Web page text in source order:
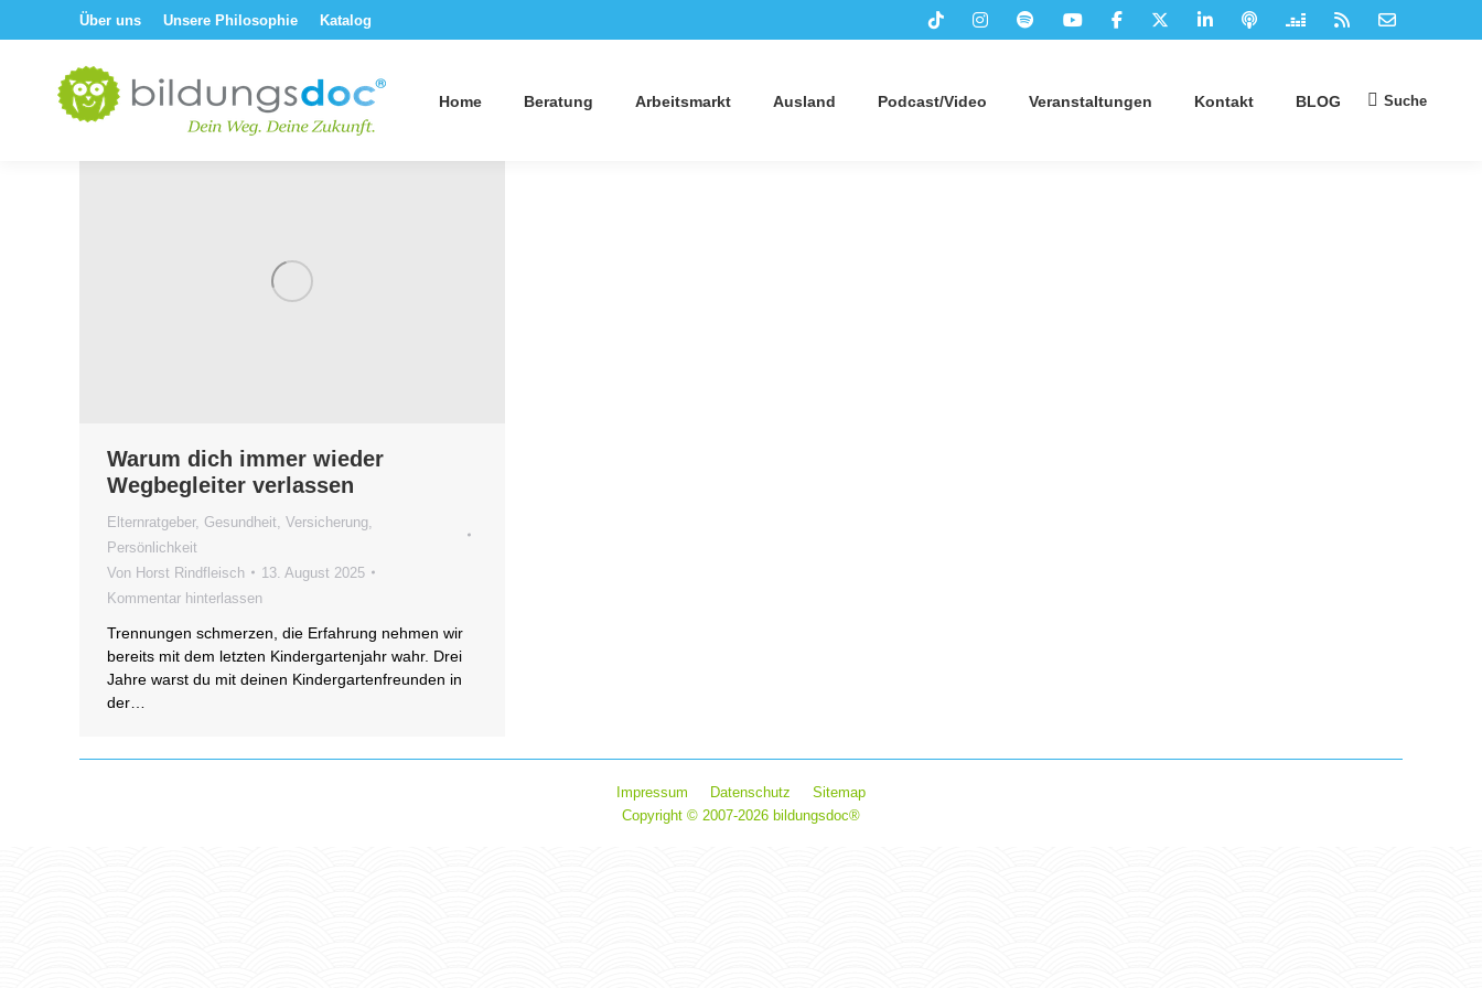
Über uns Unsere Philosophie Katalog
Home Beratung Arbeitsmarkt Ausland Podcast/Video Veranstaltungen Kontakt BLOG Suchen:
Suche
Warum dich immer wieder
Wegbegleiter verlassen
Elternratgeber, Gesundheit, Versicherung
Persönlichkeit
Von Horst Rindfleisch
13. August 2025
Kommentar hinterlassen
Trennungen schmerzen, die Erfahrung nehmen wir
bereits mit dem letzten Kindergartenjahr wahr. Drei
Jahre warst du mit deinen Kindergartenfreunden in
der…
Impressum Datenschutz
Sitemap
Copyright © 2007-2026 bildungsdoc®